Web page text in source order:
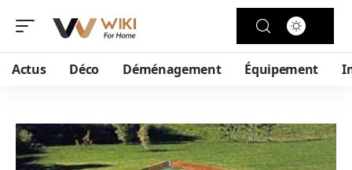
Actus Déco Déménagement Équipement